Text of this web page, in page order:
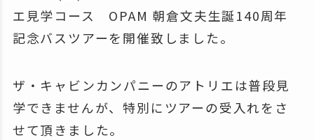
エ見学コース OPAM 朝倉文夫生誕140周年
記念バスツアーを開催致しました。
ザ・キャビンカンパニーのアトリエは普段見
学できませんが、特別にツアーの受入れをさ
せて頂きました。